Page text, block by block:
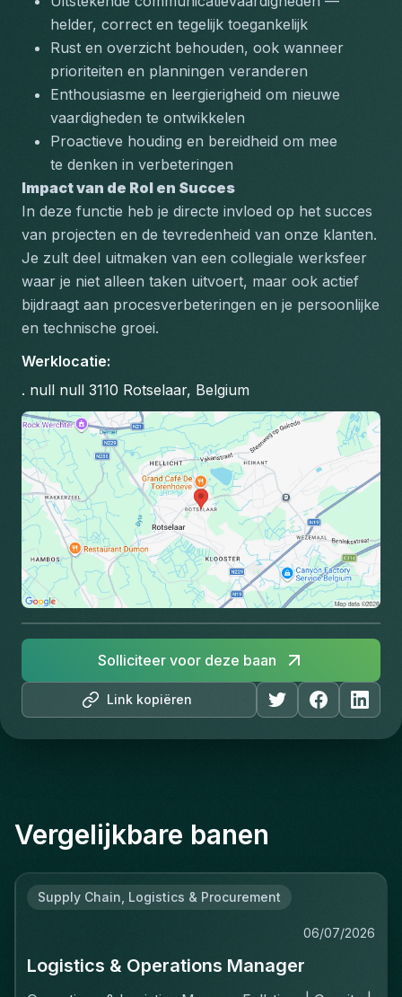
helder, correct en tegelijk toegankelijk
Rust en overzicht behouden, ook wanneer
prioriteiten en planningen veranderen
Enthousiasme en leergierigheid om nieuwe
vaardigheden te ontwikkelen
Proactieve houding en bereidheid om mee
te denken in verbeteringen
Impact van de Rol en Succes
In deze functie heb je directe invloed op het succes
van projecten en de tevredenheid van onze klanten.
Je zult deel uitmaken van een collegiale werksfeer
waar je niet alleen taken uitvoert, maar ook actief
bijdraagt aan procesverbeteringen en je persoonlijke
en technische groei.
Werklocatie:
. null null 3110 Rotselaar, Belgium
Link kopiëren
Solliciteer voor deze baan
Vergelijkbare banen
Supply Chain, Logistics & Procurement
06/07/2026
Logistics & Operations Manager